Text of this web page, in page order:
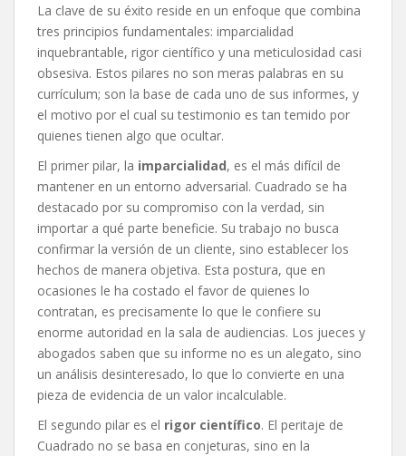
La clave de su éxito reside en un enfoque que combina
tres principios fundamentales: imparcialidad
inquebrantable, rigor científico y una meticulosidad casi
obsesiva. Estos pilares no son meras palabras en su
currículum; son la base de cada uno de sus informes, y
el motivo por el cual su testimonio es tan temido por
quienes tienen algo que ocultar.
El primer pilar, la imparcialidad, es el más difícil de
mantener en un entorno adversarial. Cuadrado se ha
destacado por su compromiso con la verdad, sin
importar a qué parte beneficie. Su trabajo no busca
confirmar la versión de un cliente, sino establecer los
hechos de manera objetiva. Esta postura, que en
ocasiones le ha costado el favor de quienes lo
contratan, es precisamente lo que le confiere su
enorme autoridad en la sala de audiencias. Los jueces y
abogados saben que su informe no es un alegato, sino
un análisis desinteresado, lo que lo convierte en una
pieza de evidencia de un valor incalculable.
El segundo pilar es el rigor científico. El peritaje de
Cuadrado no se basa en conjeturas, sino en la